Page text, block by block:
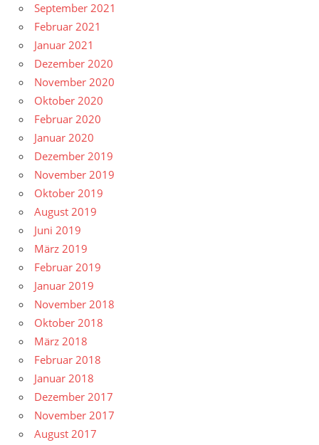
September 2021
Februar 2021
Januar 2021
Dezember 2020
November 2020
Oktober 2020
Februar 2020
Januar 2020
Dezember 2019
November 2019
Oktober 2019
August 2019
Juni 2019
März 2019
Februar 2019
Januar 2019
November 2018
Oktober 2018
März 2018
Februar 2018
Januar 2018
Dezember 2017
November 2017
August 2017